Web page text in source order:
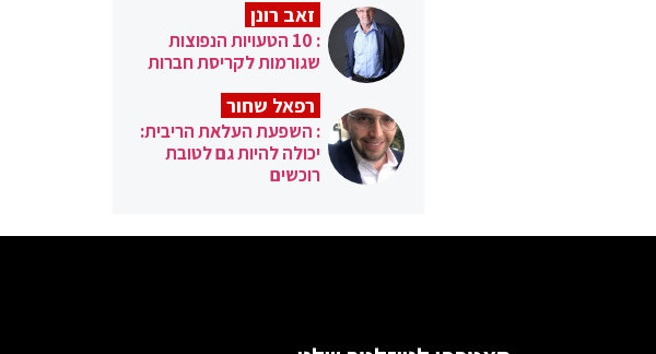
זאב רונן
: 10 הטעויות הנפוצות
שגורמות לקריסת חברות
רפאל שחור
: השפעת העלאת הריבית:
יכולה להיות גם לטובת
רוכשים